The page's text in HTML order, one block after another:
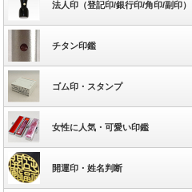
法人印（登記印/銀行印/角印/副印）
チタン印鑑
ゴム印・スタンプ
女性に人気・可愛い印鑑
開運印・姓名判断